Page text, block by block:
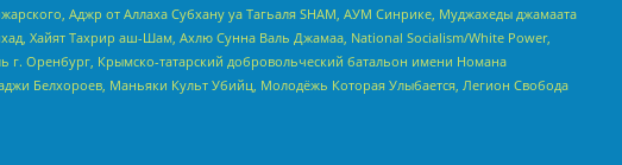
Аджр от Аллаха Субхану уа Тагьаля SHAM, АУМ Синрике, Муджахеды джамаата
Хайят Тахрир аш-Шам, Ахлю Сунна Валь Джамаа, National Socialism/White Power,
г. Оренбург, Крымско-татарский добровольческий батальон имени Номана
Белхороев, Маньяки Культ Убийц, Молодёжь Которая Улыбается, Легион Свобода